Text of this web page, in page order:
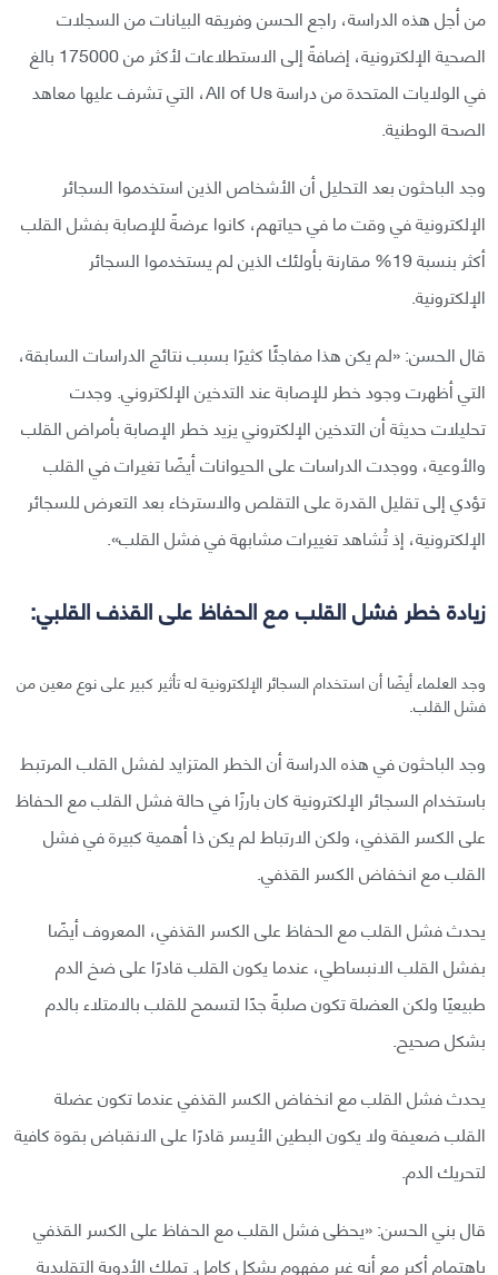
من أجل هذه الدراسة، راجع الحسن وفريقه البيانات من السجلات
الصحية الإلكترونية، إضافةً إلى الاستطلاعات لأكثر من 175000 بالغ
في الولايات المتحدة من دراسة All of Us، التي تشرف عليها معاهد
الصحة الوطنية.
وجد الباحثون بعد التحليل أن الأشخاص الذين استخدموا السجائر
الإلكترونية في وقت ما في حياتهم، كانوا عرضةً للإصابة بفشل القلب
أكثر بنسبة 19% مقارنة بأولئك الذين لم يستخدموا السجائر
الإلكترونية.
قال الحسن: «لم يكن هذا مفاجئًا كثيرًا بسبب نتائج الدراسات السابقة،
التي أظهرت وجود خطر للإصابة عند التدخين الإلكتروني. وجدت
تحليلات حديثة أن التدخين الإلكتروني يزيد خطر الإصابة بأمراض القلب
والأوعية، ووجدت الدراسات على الحيوانات أيضًا تغيرات في القلب
تؤدي إلى تقليل القدرة على التقلص والاسترخاء بعد التعرض للسجائر
الإلكترونية، إذ تُشاهد تغييرات مشابهة في فشل القلب».
زيادة خطر فشل القلب مع الحفاظ على القذف القلبي:
وجد العلماء أيضًا أن استخدام السجائر الإلكترونية له تأثير كبير على نوع معين من
فشل القلب.
وجد الباحثون في هذه الدراسة أن الخطر المتزايد لفشل القلب المرتبط
باستخدام السجائر الإلكترونية كان بارزًا في حالة فشل القلب مع الحفاظ
على الكسر القذفي، ولكن الارتباط لم يكن ذا أهمية كبيرة في فشل
القلب مع انخفاض الكسر القذفي.
يحدث فشل القلب مع الحفاظ على الكسر القذفي، المعروف أيضًا
بفشل القلب الانبساطي، عندما يكون القلب قادرًا على ضخ الدم
طبيعيًا ولكن العضلة تكون صلبةً جدًا لتسمح للقلب بالامتلاء بالدم
بشكل صحيح.
يحدث فشل القلب مع انخفاض الكسر القذفي عندما تكون عضلة
القلب ضعيفة ولا يكون البطين الأيسر قادرًا على الانقباض بقوة كافية
لتحريك الدم.
قال بني الحسن: «يحظى فشل القلب مع الحفاظ على الكسر القذفي
باهتمام أكبر مع أنه غير مفهوم بشكل كامل. تملك الأدوية التقليدية